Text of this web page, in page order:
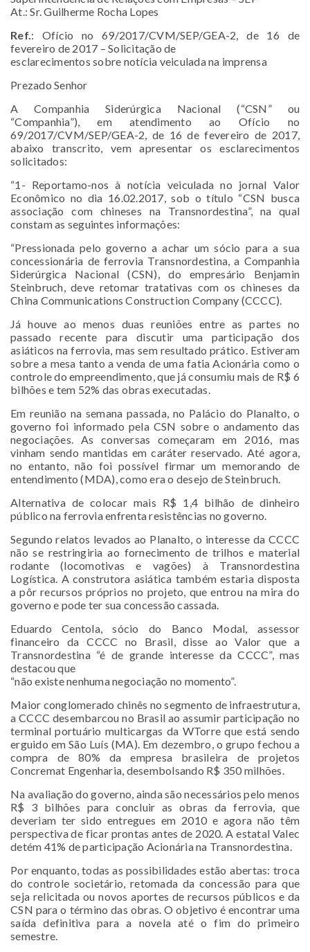
At.: Sr. Guilherme Rocha Lopes
Ref.: Ofício no 69/2017/CVM/SEP/GEA-2, de 16 de
fevereiro de 2017 – Solicitação de
esclarecimentos sobre notícia veiculada na imprensa
Prezado Senhor
A Companhia Siderúrgica Nacional (“CSN” ou
“Companhia”), em atendimento ao Ofício no
69/2017/CVM/SEP/GEA-2, de 16 de fevereiro de 2017,
abaixo transcrito, vem apresentar os esclarecimentos
solicitados:
“1- Reportamo-nos à notícia veiculada no jornal Valor
Econômico no dia 16.02.2017, sob o título “CSN busca
associação com chineses na Transnordestina”, na qual
constam as seguintes informações:
“Pressionada pelo governo a achar um sócio para a sua
concessionária de ferrovia Transnordestina, a Companhia
Siderúrgica Nacional (CSN), do empresário Benjamin
Steinbruch, deve retomar tratativas com os chineses da
China Communications Construction Company (CCCC).
Já houve ao menos duas reuniões entre as partes no
passado recente para discutir uma participação dos
asiáticos na ferrovia, mas sem resultado prático. Estiveram
sobre a mesa tanto a venda de uma fatia Acionária como o
controle do empreendimento, que já consumiu mais de R$ 6
bilhões e tem 52% das obras executadas.
Em reunião na semana passada, no Palácio do Planalto, o
governo foi informado pela CSN sobre o andamento das
negociações. As conversas começaram em 2016, mas
vinham sendo mantidas em caráter reservado. Até agora,
no entanto, não foi possível firmar um memorando de
entendimento (MDA), como era o desejo de Steinbruch.
Alternativa de colocar mais R$ 1,4 bilhão de dinheiro
público na ferrovia enfrenta resistências no governo.
Segundo relatos levados ao Planalto, o interesse da CCCC
não se restringiria ao fornecimento de trilhos e material
rodante (locomotivas e vagões) à Transnordestina
Logística. A construtora asiática também estaria disposta
a pôr recursos próprios no projeto, que entrou na mira do
governo e pode ter sua concessão cassada.
Eduardo Centola, sócio do Banco Modal, assessor
financeiro da CCCC no Brasil, disse ao Valor que a
Transnordestina “é de grande interesse da CCCC”, mas
destacou que
“não existe nenhuma negociação no momento”.
Maior conglomerado chinês no segmento de infraestrutura,
a CCCC desembarcou no Brasil ao assumir participação no
terminal portuário multicargas da WTorre que está sendo
erguido em São Luís (MA). Em dezembro, o grupo fechou a
compra de 80% da empresa brasileira de projetos
Concremat Engenharia, desembolsando R$ 350 milhões.
Na avaliação do governo, ainda são necessários pelo menos
R$ 3 bilhões para concluir as obras da ferrovia, que
deveriam ter sido entregues em 2010 e agora não têm
perspectiva de ficar prontas antes de 2020. A estatal Valec
detém 41% de participação Acionária na Transnordestina.
Por enquanto, todas as possibilidades estão abertas: troca
do controle societário, retomada da concessão para que
seja relicitada ou novos aportes de recursos públicos e da
CSN para o término das obras. O objetivo é encontrar uma
saída definitiva para a novela até o fim do primeiro
semestre.